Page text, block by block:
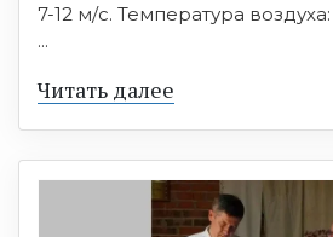
7-12 м/с. Температура
...
Читать далее